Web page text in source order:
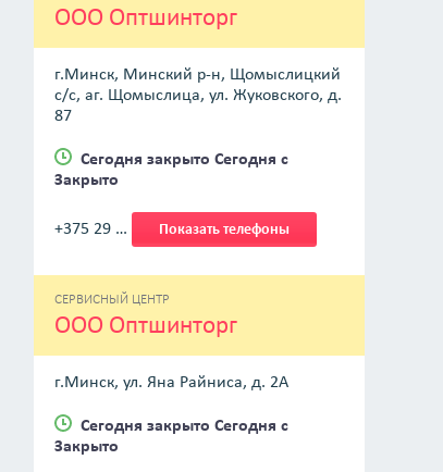
ООО Оптшинторг
г.Минск, Минский р-н, Щомыслицкий
с/с, аг. Щомыслица, ул. Жуковского, д.
87
Сегодня закрыто Сегодня с
Закрыто
+375 29 … Показать телефоны
СЕРВИСНЫЙ ЦЕНТР
ООО Оптшинторг
г.Минск, ул. Яна Райниса, д. 2А
Сегодня закрыто Сегодня с
Закрыто